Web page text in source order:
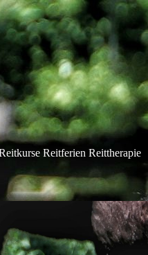
Reitferien Reittherapie